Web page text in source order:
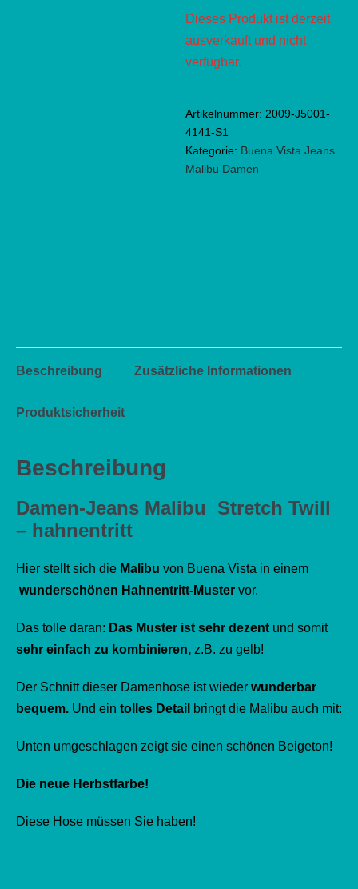
Dieses Produkt ist derzeit
ausverkauft und nicht
verfügbar.
Artikelnummer:2009-J5001-
4141-S1
Kategorie: Buena Vista Jeans
Malibu Damen
Beschreibung Zusätzliche Informationen
Produktsicherheit
Beschreibung
Damen-Jeans Malibu Stretch Twill
– hahnentritt
Hier stellt sich die Malibu von Buena Vista in einem
wunderschönen Hahnentritt-Muster vor.
Das tolle daran: Das Muster ist sehr dezent und somit
sehr einfach zu kombinieren, z.B. zu gelb!
Der Schnitt dieser Damenhose ist wieder wunderbar
bequem. Und ein tolles Detail bringt die Malibu auch mit:
Unten umgeschlagen zeigt sie einen schönen Beigeton!
Die neue Herbstfarbe!
Diese Hose müssen Sie haben!